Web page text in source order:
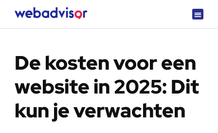
De kosten voor een
website in 2025: Dit
kun je verwachten